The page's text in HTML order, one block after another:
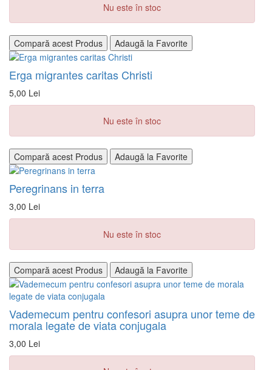
Nu este în stoc
Compară acest Produs Adaugă la Favorite
Erga migrantes caritas Christi
5,00 Lei
Nu este în stoc
Compară acest Produs Adaugă la Favorite
Peregrinans in terra
3,00 Lei
Nu este în stoc
Compară acest Produs Adaugă la Favorite
Vademecum pentru confesori asupra unor teme de
morala legate de viata conjugala
3,00 Lei